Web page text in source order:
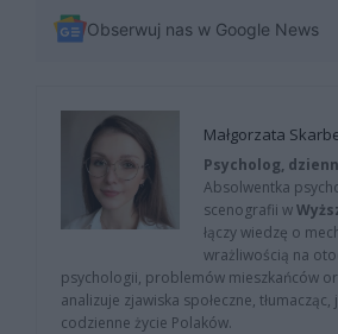
Obserwuj nas w Google News
Małgorzata
Psycholog,
Absolwentka
scenografii w
łączy wiedzę o
wrażliwością na
psychologii, problemów mieszkańców
analizuje zjawiska społeczne,
codzienne życie Polaków.